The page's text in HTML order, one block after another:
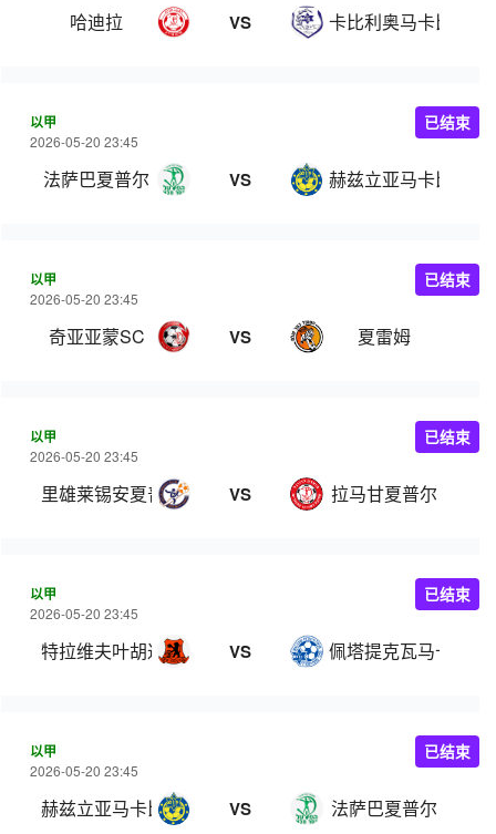
哈迪拉 VS 卡比利奥马卡比
以甲
2026-05-20 23:45
法萨巴夏普尔 VS 赫兹立亚马卡比
已结束
以甲
2026-05-20 23:45
奇亚亚蒙SC VS 夏雷姆
已结束
以甲
2026-05-20 23:45
里雄莱锡安夏普尔 VS 拉马甘夏普尔
已结束
以甲
2026-05-20 23:45
特拉维夫叶胡达 VS 佩塔提克瓦马卡比
已结束
以甲
2026-05-20 23:45
赫兹立亚马卡比 VS 法萨巴夏普尔
已结束